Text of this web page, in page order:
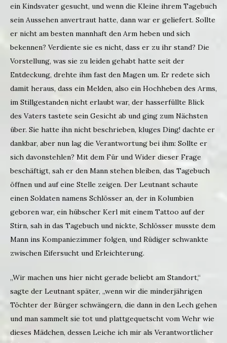
ein Kindsvater gesucht, und wenn die Kleine ihrem Tagebuch
sein Aussehen anvertraut hatte, dann war er geliefert. Sollte
er nicht am besten mannhaft den Arm heben und sich
bekennen? Verdiente sie es nicht, dass er zu ihr stand? Die
Vorstellung, was sie zu leiden gehabt hatte seit der
Entdeckung, drehte ihm fast den Magen um. Er redete sich
damit heraus, dass ein Melden, also ein Hochheben des Arms,
im Stillgestanden nicht erlaubt war, der hasserfüllte Blick
des Vaters tastete sein Gesicht ab und ging zum Nächsten
über. Sie hatte ihn nicht beschrieben, kluges Ding! dachte er
dankbar, aber nun lag die Verantwortung bei ihm: Sollte er
sich davonstehlen? Mit dem Für und Wider dieser Frage
beschäftigt, sah er den Mann stehen bleiben, das Tagebuch
öffnen und auf eine Stelle zeigen. Der Leutnant schaute
einen Soldaten namens Schlösser an, der in Kolumbien
geboren war, ein hübscher Kerl mit einem Tattoo auf der
Stirn, sah in das Tagebuch und nickte, Schlösser musste dem
Mann ins Kompaniezimmer folgen, und Rüdiger schwankte
zwischen Eifersucht und Erleichterung.
„Wir machen uns hier nicht gerade beliebt am Standort,“
sagte der Leutnant später, „wenn wir die minderjährigen
Töchter der Bürger schwängern, die dann in den Lech gehen
und man sammelt sie tot und plattgequetscht vom Wehr wie
dieses Mädchen, dessen Leiche ich mir als Verantwortlicher